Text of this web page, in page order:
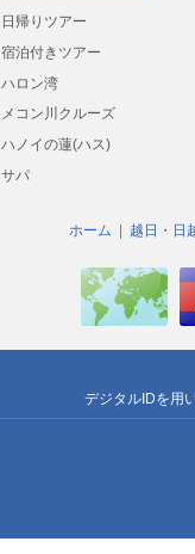
日帰りツアー
宿泊付きツアー
ハロン湾
メコン川クルーズ
ハノイの蓮(ハス)
サパ
ホーム 越日・日
デジタルIDを用